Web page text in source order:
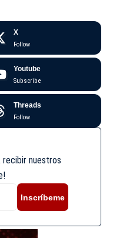
X
Follow
Youtube
Subscribe
Threads
Follow
recibir nuestros
Inscríbeme